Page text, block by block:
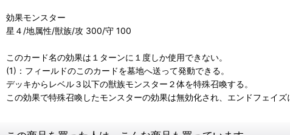
効果モンスター
星４/地属性/獣族/攻 300/守 100
このカード名の効果は１ターンに１度しか使用できない。
(1)：フィールドのこのカードを墓地へ送って発動できる。
デッキからレベル３以下の獣族モンスター２体を特殊召喚する。
この効果で特殊召喚したモンスターの効果は無効化され、エンドフェイズ